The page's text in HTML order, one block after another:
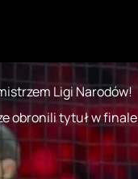
Ligi Narodów!
obronili tytuł w finale